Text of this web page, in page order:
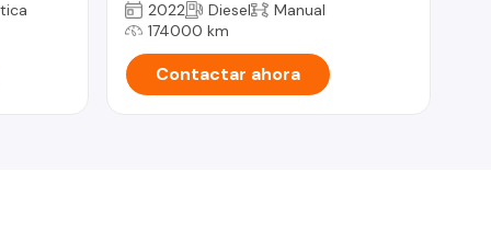
2022 Diesel
Manual
174000 km
Contactar ahora